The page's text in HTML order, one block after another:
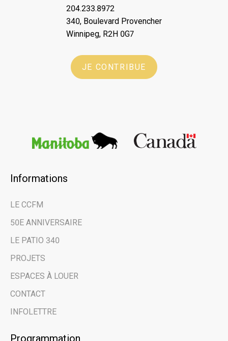
204.233.8972
340, Boulevard Provencher
Winnipeg, R2H 0G7
JE CONTRIBUE
Informations
LE CCFM
50E ANNIVERSAIRE
LE PATIO 340
PROJETS
ESPACES À LOUER
CONTACT
INFOLETTRE
Restez au courant
des dernières
nouvelles et des
évènements à venir
grâce à notre
infolettre.
Email address